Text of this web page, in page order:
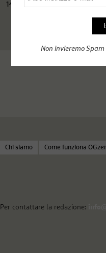
14 Luglio 2020
Chi siamo Come funziona
Per contattare la redazione:
Non invieremo